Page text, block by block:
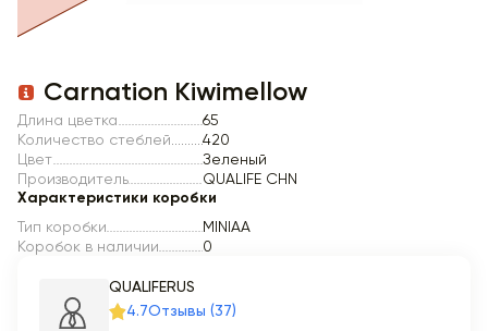
Item 1 of 1
Carnation Kiwimellow
Длина цветка
65
Количество стеблей
420
Цвет
Зеленый
Производитель
QUALIFE CHN
Характеристики коробки
Тип коробки
MINIAA
Коробок в наличии
0
QUALIFERUS
4.7Отзывы (37)